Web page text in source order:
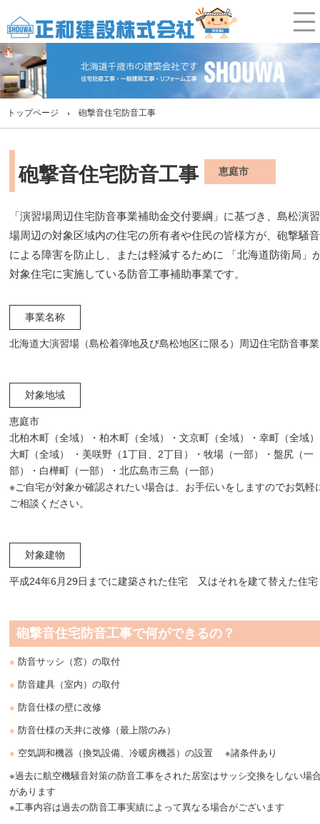
トップページ 砲撃音住宅防音工事
砲撃音住宅防音工事 恵庭市
「演習場周辺住宅防音事業補助金交付要綱」に基づき、島松演習
場周辺の対象区域内の住宅の所有者や住民の皆様方が、砲撃騒音
による障害を防止し、または軽減するために 「北海道防衛局」
対象住宅に実施している防音工事補助事業です。
事業名称
北海道大演習場（島松着弾地及び島松地区に限る）周辺住宅防音事業
対象地域
恵庭市
北柏木町（全域）・柏木町（全域）・文京町（全域）・幸町（全域
大町（全域） ・美咲野（1丁目、2丁目）・牧場（一部）・盤尻（一
部）・白樺町（一部）・北広島市三島（一部）
※ご自宅が対象か確認されたい場合は、お手伝いをしますのでお気軽
ご相談ください。
対象建物
平成24年6月29日までに建築された住宅 又はそれを建て替えた住宅
砲撃音住宅防音工事で何ができるの？
防音サッシ（窓）の取付
防音建具（室内）の取付
防音仕様の壁に改修
防音仕様の天井に改修（最上階のみ）
空気調和機器（換気設備、冷暖房機器）の設置 ※諸条件あり
※過去に航空機騒音対策の防音工事をされた居室はサッシ交換をしない場
があります
※工事内容は過去の防音工事実績によって異なる場合がございます